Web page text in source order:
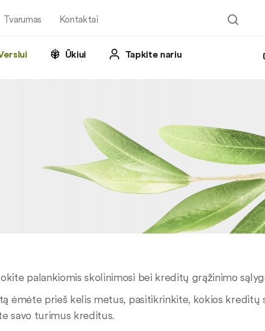
Tvarumas Kontaktai
Ūkiui Tapkite nariu
palankiomis skolinimosi bei kreditų grąžinimo
ėmėte prieš kelis metus, pasitikrinkite, kokios kreditų
savo turimus kreditus.